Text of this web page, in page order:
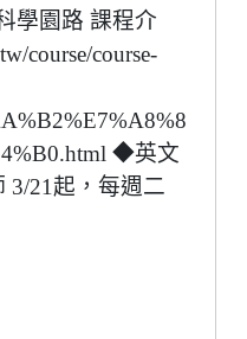
學園路 課程介
course/course-
◆英文
3/21起，每週二